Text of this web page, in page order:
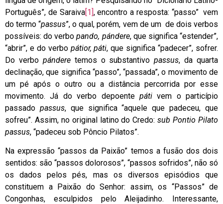
Português”, de Saraiva[1], encontro a resposta: “passo” vem
do termo “passus”, o qual, porém, vem de um de dois verbos
possíveis: do verbo pando, pándere, que significa “estender”,
“abrir”, e do verbo pátior, páti, que significa “padecer”, sofrer.
Do verbo pándere temos o substantivopassus, da quarta
declinação, que significa “passo”, “passada”, o movimento de
um pé após o outro ou a distância percorrida por esse
movimento. Já do verbo depoente pátivem o particípio
passado passus, que significa “aquele que padeceu, que
sofreu”. Assim, no original latino do Credo:sub Pontio Pilato
passus, “padeceu sob Pôncio Pilatos”.
Na expressão “passos da Paixão” temos a fusão dos dois
sentidos: são “passos dolorosos”, “passos sofridos”, não só
os dados pelos pés, mas os diversos episódios que
constituem a Paixão do Senhor: assim, os “Passos” de
Congonhas, esculpidos pelo Aleijadinho. Interessante,